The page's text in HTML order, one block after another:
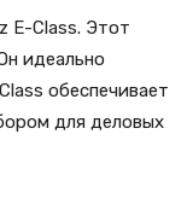
E-Class. Этот
идеально
обеспечивает
для деловых